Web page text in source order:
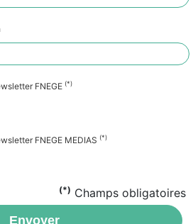
FNEGE (*)
FNEGE MEDIAS (*)
(*) Champs obligatoires
Envoyer